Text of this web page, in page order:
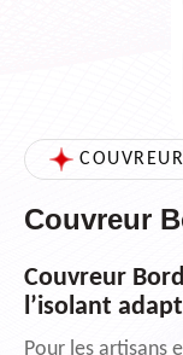
Couvreur
Couvreur
l’isolant
Pour les artisans